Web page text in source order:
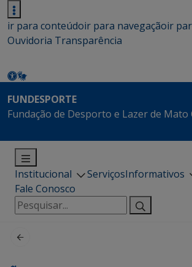
ir para conteúdoir para navegaçãoir
Ouvidoria Transparência
FUNDESPORTE
Fundação de Desporto e Lazer de Mato
Institucional ServiçosInformativos
Fale Conosco
Pesquisar
por: